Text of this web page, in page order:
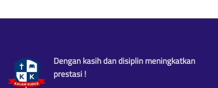
Dengan kasih dan disiplin meningkatkan
prestasi !